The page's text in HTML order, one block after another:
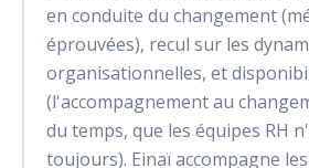
en conduite du changement
éprouvées), recul sur les
organisationnelles, et
(l'accompagnement au
du temps, que les équipes RH
toujours). Einaï accompagne